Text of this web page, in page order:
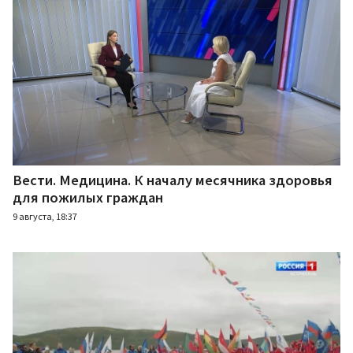
Вести. Медицина. К началу месячника здоровья
для пожилых граждан
9 августа, 18:37